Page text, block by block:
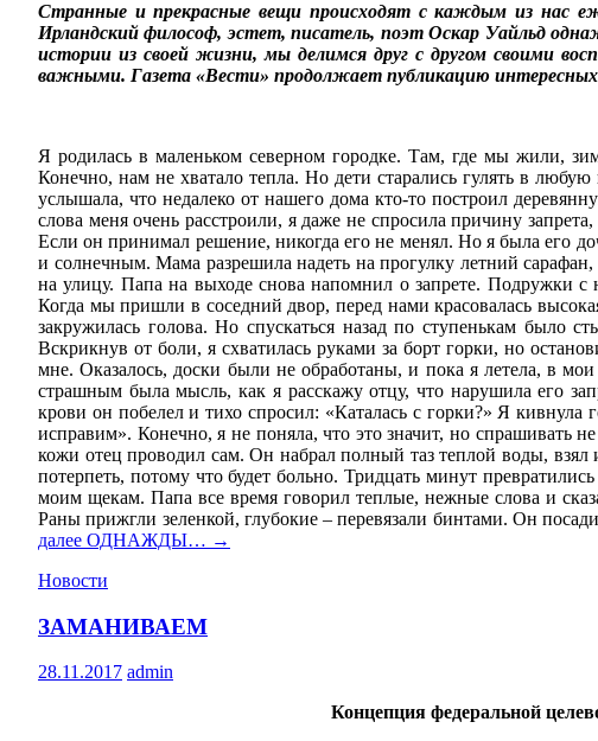
Странные и прекрасные вещи происходят с каждым из нас
Ирландский философ, эстет, писатель, поэт Оскар Уайльд
истории из своей жизни, мы делимся друг с другом своими
важными. Газета «Вести» продолжает публикацию
Я родилась в маленьком северном городке. Там, где мы жили,
Конечно, нам не хватало тепла. Но дети старались гулять в
услышала, что недалеко от нашего дома кто-то построил
слова меня очень расстроили, я даже не спросила причину
Если он принимал решение, никогда его не менял. Но я была его
и солнечным. Мама разрешила надеть на прогулку летний
на улицу. Папа на выходе снова напомнил о запрете. Подружки
Когда мы пришли в соседний двор, перед нами красовалась
закружилась голова. Но спускаться назад по ступенькам было
Вскрикнув от боли, я схватилась руками за борт горки, но
мне. Оказалось, доски были не обработаны, и пока я летела, в
страшным была мысль, как я расскажу отцу, что нарушила его
крови он побелел и тихо спросил: «Каталась с горки?» Я
исправим». Конечно, я не поняла, что это значит, но спрашивать
кожи отец проводил сам. Он набрал полный таз теплой воды,
потерпеть, потому что будет больно. Тридцать минут
моим щекам. Папа все время говорил теплые, нежные слова и
Раны прижгли зеленкой, глубокие – перевязали бинтами. Он
далее ОДНАЖДЫ… →
Новости
ЗАМАНИВАЕМ
28.11.2017 admin
Концепция федеральной